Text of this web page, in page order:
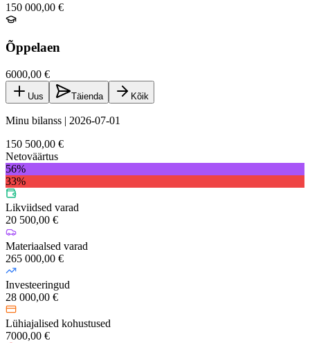
150 000,00 €
Õppelaen
6000,00 €
Uus Täienda Kõik
Minu bilanss | 2026-07-01
150 500,00 €
Netoväärtus
56%
33%
Likviidsed varad
20 500,00 €
Materiaalsed varad
265 000,00 €
Investeeringud
28 000,00 €
Lühiajalised kohustused
7000,00 €